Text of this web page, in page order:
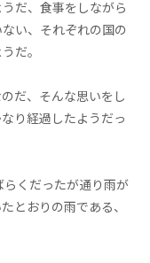
だ、食事をしながら
い、それぞれの国の
だ。
だ、そんな思いをし
り経過したようだっ
くだったが通り雨が
とおりの雨である、